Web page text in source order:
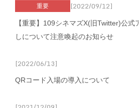
重要 [2022/09/12]
【重要】109シネマズX(旧Twitter)公式
しについて注意喚起のお知らせ
[2022/06/13]
QRコード入場の導入について